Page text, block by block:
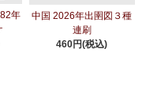
年
中国 2026年出圉図３種
連刷
460円(税込)